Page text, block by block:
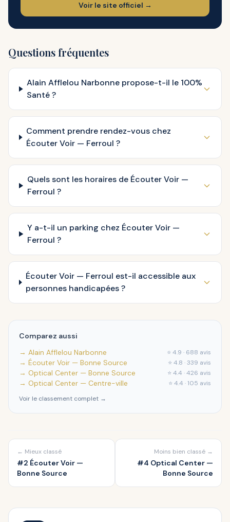
Voir le site officiel →
Questions fréquentes
Alain Afflelou Narbonne propose-t-il le 100%
Santé ?
Comment prendre rendez-vous chez
Écouter Voir — Ferroul ?
Quels sont les horaires de Écouter Voir —
Ferroul ?
Y a-t-il un parking chez Écouter Voir —
Ferroul ?
Écouter Voir — Ferroul est-il accessible aux
personnes handicapées ?
Comparez aussi
→ Alain Afflelou Narbonne
⭐ 4.9 · 688 avis
→ Écouter Voir — Bonne Source ⭐ 4.8 · 339 avis
→ Optical Center — Bonne Source ⭐ 4.4 · 426 avis
→ Optical Center — Centre-ville
⭐ 4.4 · 105 avis
Voir le classement complet →
← Mieux classé
#2 Écouter Voir —
Bonne Source
Moins bien classé →
#4 Optical Center —
Bonne Source